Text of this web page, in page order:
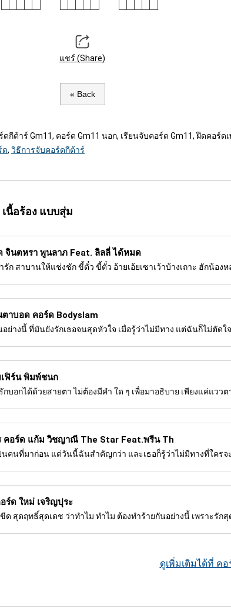
แชร์ (Share)
« Back
ดกีต้าร์ Gm11, คอร์ด Gm11 นอก, เรียนจับคอร์ด Gm11, ฝึดคอร์ด
ด, วิธีการจับคอร์ดกีต้าร์
นื้อร้อง แบบสุ่ม
จินตหรา พูนลาภ Feat. ลิลลี่ ได้หมด
ก สาบานให้แช่งชัก ขี้ตั๋ว ขี้ตั๋ว อ้ายเอ้ยเซาเว้าบ้างเถาะ ฮักน้อง
ตาบอด คอร์ด Bodyslam
ย่างนี้ ที่มันยังรักเธอจนสุดหัวใจ เมื่อรู้ว่าไม่มีทาง แต่ฉันก็ไม่ตัดใ
เฟิร์น พิมพ์ชนก
กบอกได้ด้วยสายตา ไม่ต้องมีคำ ใด ๆ เพื่อมาอธิบาย เพียงแค่แว
คอร์ด แก้ม วิชญาณี The Star Feat.พรีน Th
นคนที่มาก่อน แต่วันนี้ฉันสำคัญกว่า และเธอก็รู้ว่าไม่มีทางที่ใครจ
ร์ด ใหม่ เจริญปุระ
สุดฤทธิ์สุดเดช ว่าทำไม ทำไม ต้องทำร้ายกันอย่างนี้ เพราะรัก
ดูเพิ่มเติมได้ที่ ค